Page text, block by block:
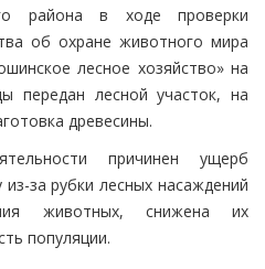
района в ходе проверки
об охране животного мира
лесное хозяйство» на
передан лесной участок, на
древесины.
причинен ущерб
за рубки лесных насаждений
животных, снижена их
популяции.